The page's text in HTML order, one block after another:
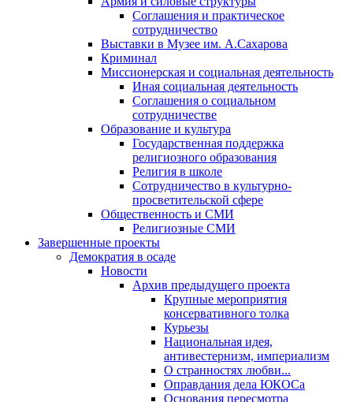
Соглашения и практическое
сотрудничество
Выставки в Музее им. А.Сахарова
Криминал
Миссионерская и социальная деятельность
Иная социальная деятельность
Соглашения о социальном
сотрудничестве
Образование и культура
Государственная поддержка
религиозного образования
Религия в школе
Сотрудничество в культурно-
просветительской сфере
Общественность и СМИ
Религиозные СМИ
Завершенные проекты
Демократия в осаде
Новости
Архив предыдущего проекта
Крупные мероприятия
консервативного толка
Курьезы
Национальная идея,
антивестернизм, империализм
О странностях любви...
Оправдания дела ЮКОСа
Основания пересмотра